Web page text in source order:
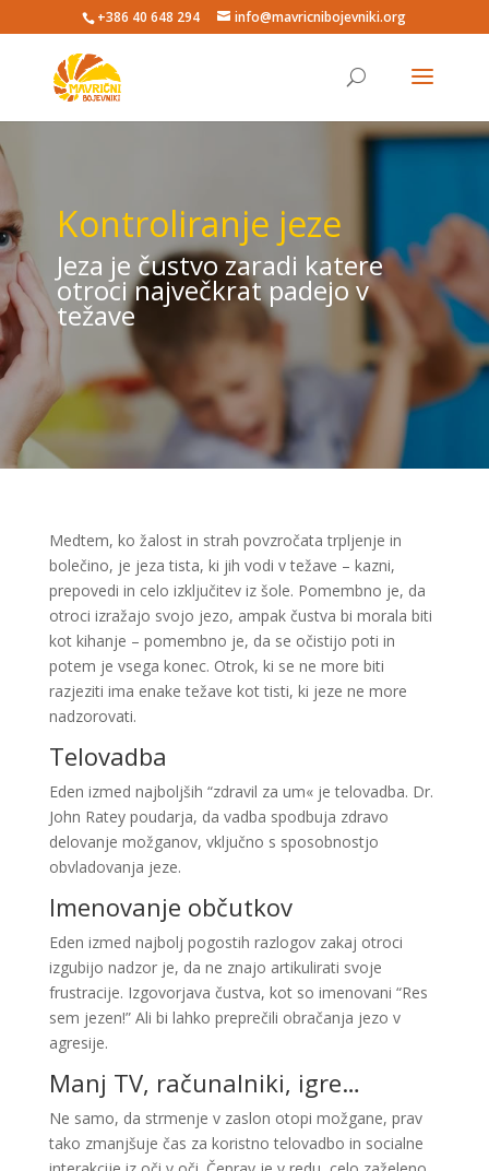
+386 40 648 294 info@mavricnibojevniki.org
Kontroliranje jeze
Jeza je čustvo zaradi katere
otroci največkrat padejo v
težave
Medtem, ko žalost in strah povzročata trpljenje in
bolečino, je jeza tista, ki jih vodi v težave – kazni,
prepovedi in celo izključitev iz šole. Pomembno je, da
otroci izražajo svojo jezo, ampak čustva bi morala biti
kot kihanje – pomembno je, da se očistijo poti in
potem je vsega konec. Otrok, ki se ne more biti
razjeziti ima enake težave kot tisti, ki jeze ne more
nadzorovati.
Telovadba
Eden izmed najboljših “zdravil za um« je telovadba. Dr.
John Ratey poudarja, da vadba spodbuja zdravo
delovanje možganov, vključno s sposobnostjo
obvladovanja jeze.
Imenovanje občutkov
Eden izmed najbolj pogostih razlogov zakaj otroci
izgubijo nadzor je, da ne znajo artikulirati svoje
frustracije. Izgovorjava čustva, kot so imenovani “Res
sem jezen!” Ali bi lahko preprečili obračanja jezo v
agresije.
Manj TV, računalniki, igre…
Ne samo, da strmenje v zaslon otopi možgane, prav
tako zmanjšuje čas za koristno telovadbo in socialne